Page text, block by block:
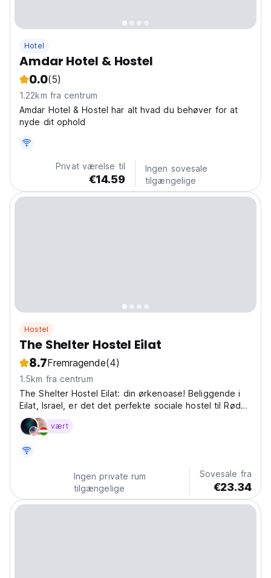
Hotel
Amdar Hotel & Hostel
0.0(5)
1.22km fra centrum
Amdar Hotel & Hostel har alt hvad du behøver for at
nyde dit ophold
Privat værelse til
€14.59
Ingen sovesale
tilgængelige
Hostel
The Shelter Hostel Eilat
8.7Fremragende(4)
1.5km fra centrum
The Shelter Hostel Eilat: din ørkenoase! Beliggende i
Eilat, Israel, er det det perfekte sociale hostel til Røde
Havs-eventyr og solbeskinnede dage i Eilat. (Auto-
translated from original language)
vært
Ingen private rum
tilgængelige
Sovesale fra
€23.34